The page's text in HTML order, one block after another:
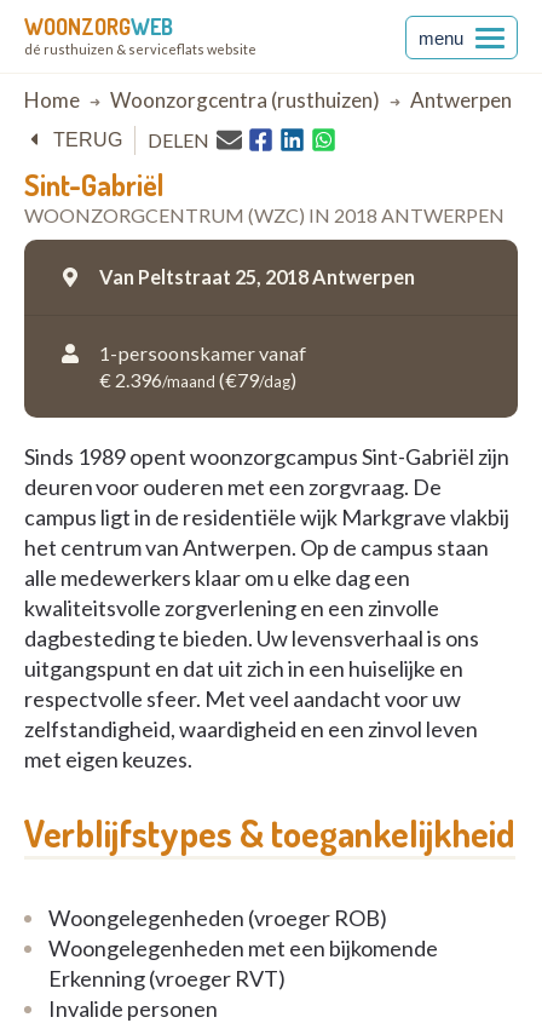
WOONZORGWEB
dé rusthuizen & serviceflats website
menu
Breadcrumb
Home Woonzorgcentra (rusthuizen) Antwerpen
Sint-Gabriël
WOONZORGCENTRUM (WZC) IN 2018 ANTWERPEN
TERUG DELEN
Van Peltstraat 25, 2018 Antwerpen
1-persoonskamer vanaf
€ 2.396/maand (€79/dag)
Sinds 1989 opent woonzorgcampus Sint-Gabriël zijn
deuren voor ouderen met een zorgvraag. De
campus ligt in de residentiële wijk Markgrave vlakbij
het centrum van Antwerpen. Op de campus staan
alle medewerkers klaar om u elke dag een
kwaliteitsvolle zorgverlening en een zinvolle
dagbesteding te bieden. Uw levensverhaal is ons
uitgangspunt en dat uit zich in een huiselijke en
respectvolle sfeer. Met veel aandacht voor uw
zelfstandigheid, waardigheid en een zinvol leven
met eigen keuzes.
Verblijfstypes & toegankelijkheid
Woongelegenheden (vroeger ROB)
Woongelegenheden met een bijkomende
Erkenning (vroeger RVT)
Invalide personen